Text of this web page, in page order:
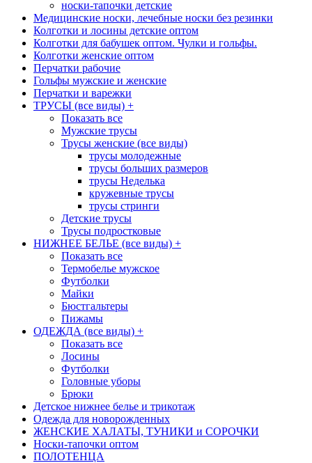
носки-тапочки детские
Медицинские носки, лечебные носки без резинки
Колготки и лосины детские оптом
Колготки для бабушек оптом. Чулки и гольфы.
Колготки женские оптом
Перчатки рабочие
Гольфы мужские и женские
Перчатки и варежки
ТРУСЫ (все виды) +
Показать все
Мужские трусы
Трусы женские (все виды)
трусы молодежные
трусы больших размеров
трусы Неделька
кружевные трусы
трусы стринги
Детские трусы
Трусы подростковые
НИЖНЕЕ БЕЛЬЕ (все виды) +
Показать все
Термобелье мужское
Футболки
Майки
Бюстгальтеры
Пижамы
ОДЕЖДА (все виды) +
Показать все
Лосины
Футболки
Головные уборы
Брюки
Детское нижнее белье и трикотаж
Одежда для новорожденных
ЖЕНСКИЕ ХАЛАТЫ, ТУНИКИ и СОРОЧКИ
Носки-тапочки оптом
ПОЛОТЕНЦА